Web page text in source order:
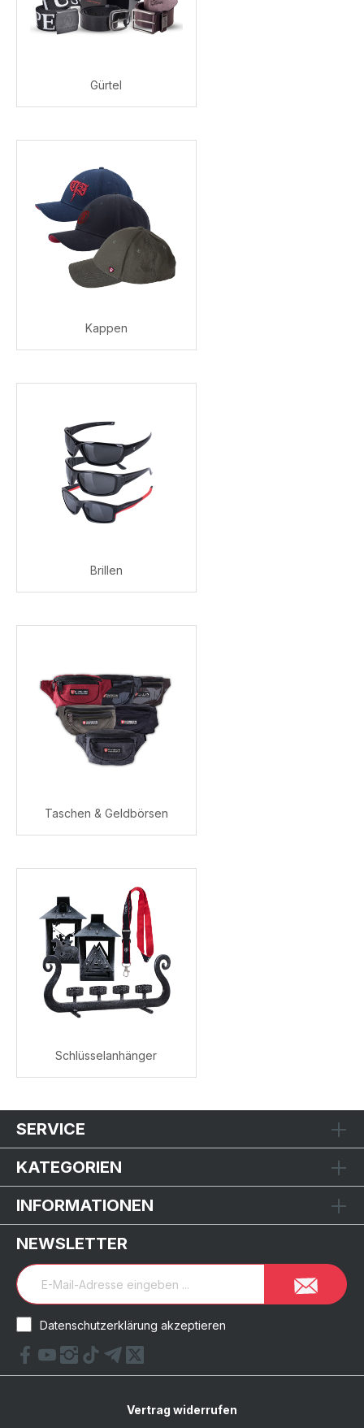
Gürtel
Kappen
Brillen
Taschen & Geldbörsen
Schlüsselanhänger
SERVICE
KATEGORIEN
INFORMATIONEN
NEWSLETTER
Datenschutzerklärung akzeptieren
Vertrag widerrufen